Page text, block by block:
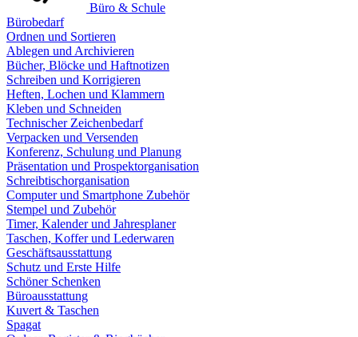
Büro & Schule
Bürobedarf
Ordnen und Sortieren
Ablegen und Archivieren
Bücher, Blöcke und Haftnotizen
Schreiben und Korrigieren
Heften, Lochen und Klammern
Kleben und Schneiden
Technischer Zeichenbedarf
Verpacken und Versenden
Konferenz, Schulung und Planung
Präsentation und Prospektorganisation
Schreibtischorganisation
Computer und Smartphone Zubehör
Stempel und Zubehör
Timer, Kalender und Jahresplaner
Taschen, Koffer und Lederwaren
Geschäftsausstattung
Schutz und Erste Hilfe
Schöner Schenken
Büroausstattung
Kuvert & Taschen
Spagat